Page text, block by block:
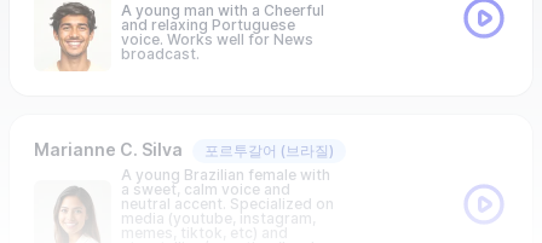
A young man with a Cheerful
and relaxing Portuguese
voice. Works well for News
broadcast.
Marianne C. Silva 포르투갈어 (브라질)
A young Brazilian female with
a sweet, calm voice and
neutral accent. Specialized on
media (youtube, instagram,
memes, tiktok, etc) and